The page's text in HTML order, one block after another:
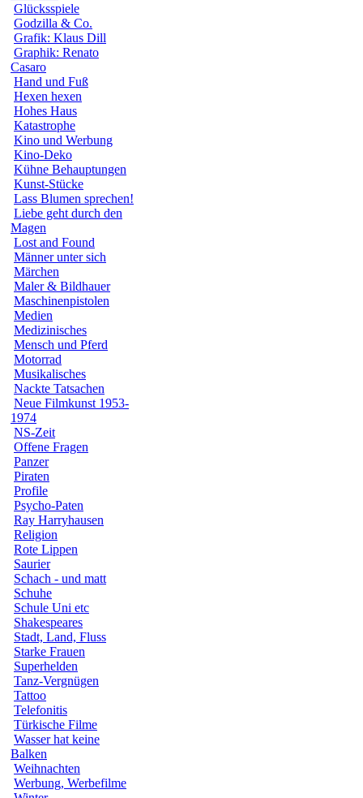
Glücksspiele
Godzilla & Co.
Grafik: Klaus Dill
Graphik: Renato
Casaro
Hand und Fuß
Hexen hexen
Hohes Haus
Katastrophe
Kino und Werbung
Kino-Deko
Kühne Behauptungen
Kunst-Stücke
Lass Blumen sprechen!
Liebe geht durch den
Magen
Lost and Found
Männer unter sich
Märchen
Maler & Bildhauer
Maschinenpistolen
Medien
Medizinisches
Mensch und Pferd
Motorrad
Musikalisches
Nackte Tatsachen
Neue Filmkunst 1953-
1974
NS-Zeit
Offene Fragen
Panzer
Piraten
Profile
Psycho-Paten
Ray Harryhausen
Religion
Rote Lippen
Saurier
Schach - und matt
Schuhe
Schule Uni etc
Shakespeares
Stadt, Land, Fluss
Starke Frauen
Superhelden
Tanz-Vergnügen
Tattoo
Telefonitis
Türkische Filme
Wasser hat keine
Balken
Weihnachten
Werbung, Werbefilme